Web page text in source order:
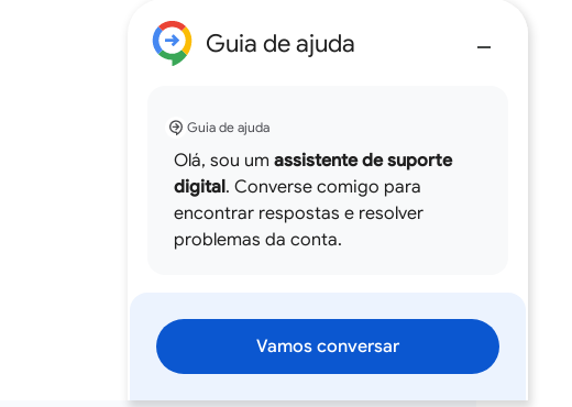
Guia de ajuda
Guia de ajuda
Olá, sou um assistente de suporte
digital. Converse comigo para
encontrar respostas e resolver
problemas da conta.
Vamos conversar